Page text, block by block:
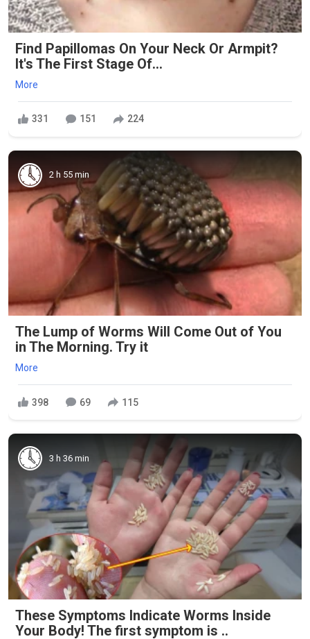
Find Papillomas On Your Neck Or Armpit?
It's The First Stage Of...
More
331 151 224
2 h 55 min
The Lump of Worms Will Come Out of You
in The Morning. Try it
More
398 69 115
3 h 36 min
These Symptoms Indicate Worms Inside
Your Body! The first symptom is ..